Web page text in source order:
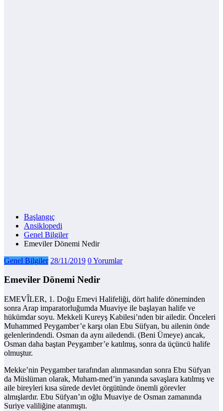
Başlangıç
Ansiklopedi
Genel Bilgiler
Emeviler Dönemi Nedir
Genel Bilgiler 28/11/2019 0 Yorumlar
Emeviler Dönemi Nedir
EMEVÎLER, 1. Doğu Emevi Halifeliği, dört halife döneminden
sonra Arap imparatorluğumda Muaviye ile başlayan halife ve
hükümdar soyu. Mekkeli Kureyş Kabilesi’nden bir ailedir. Önceleri
Muhammed Peygamber’e karşı olan Ebu Süfyan, bu ailenin önde
gelenlerindendi. Osman da aynı ailedendi. (Beni Ümeye) ancak,
Osman daha baştan Peygamber’e katılmış, sonra da üçüncü halife
olmuştur.
Mekke’nin Peygamber tarafından alınmasından sonra Ebu Süfyan
da Müslüman olarak, Muham-med’in yanında savaşlara katılmış ve
aile bireyleri kısa sürede devlet örgütünde önemli görevler
almışlardır. Ebu Süfyan’ın oğlu Muaviye de Osman zamanında
Suriye valiliğine atanmıştı.